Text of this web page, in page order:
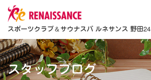
スポーツクラブ＆サウナスパ ルネサンス 野田24
スタッフブログ